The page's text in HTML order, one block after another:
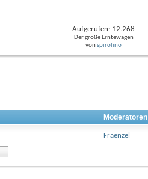
Aufgerufen: 12.268
Der große Erntewagen
von spirolino
Moderatoren
Fraenzel